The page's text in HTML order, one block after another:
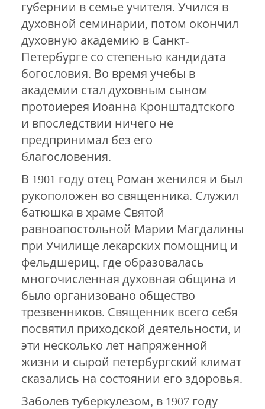
губернии в семье учителя. Учился в
духовной семинарии, потом окончил
духовную академию в Санкт-
Петербурге со степенью кандидата
богословия. Во время учебы в
академии стал духовным сыном
протоиерея Иоанна Кронштадтского
и впоследствии ничего не
предпринимал без его
благословения.
В 1901 году отец Роман женился и был
рукоположен во священника. Служил
батюшка в храме Святой
равноапостольной Марии Магдалины
при Училище лекарских помощниц и
фельдшериц, где образовалась
многочисленная духовная община и
было организовано общество
трезвенников. Священник всего себя
посвятил приходской деятельности, и
эти несколько лет напряженной
жизни и сырой петербургский климат
сказались на состоянии его здоровья.
Заболев туберкулезом, в 1907 году